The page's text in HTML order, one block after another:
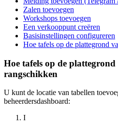
Zalen toevoegen
Workshops toevoegen
Een verkooppunt creëren
Basisinstellingen configureren
Hoe tafels op de plattegrond
Hoe tafels op de plattegrond
rangschikken
U kunt de locatie van tabellen
beheerdersdashboard:
I